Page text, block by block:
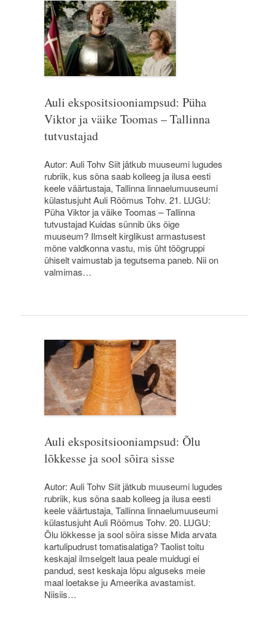
Auli ekspositsiooniampsud: Püha
Viktor ja väike Toomas – Tallinna
tutvustajad
Autor: Auli Tohv Siit jätkub muuseumi lugudes
rubriik, kus sõna saab kolleeg ja ilusa eesti
keele väärtustaja, Tallinna linnaelumuuseumi
külastusjuht Auli Rõõmus Tohv. 21. LUGU:
Püha Viktor ja väike Toomas – Tallinna
tutvustajad Kuidas sünnib üks õige
muuseum? Ilmselt kirglikust armastusest
mõne valdkonna vastu, mis üht töögruppi
ühiselt vaimustab ja tegutsema paneb. Nii on
valmimas…
Auli ekspositsiooniampsud: Õlu
lõkkesse ja sool sõira sisse
Autor: Auli Tohv Siit jätkub muuseumi lugudes
rubriik, kus sõna saab kolleeg ja ilusa eesti
keele väärtustaja, Tallinna linnaelumuuseumi
külastusjuht Auli Rõõmus Tohv. 20. LUGU:
Õlu lõkkesse ja sool sõira sisse Mida arvata
kartulipudrust tomatisalatiga? Taolist toitu
keskajal ilmselgelt laua peale muidugi ei
pandud, sest keskaja lõpu alguseks meie
maal loetakse ju Ameerika avastamist.
Niisiis…